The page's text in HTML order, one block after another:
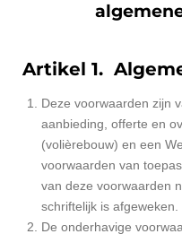
Artikel 1.
Deze voorwaarden zijn
aanbieding, offerte en
(volièrebouw) en een
voorwaarden van
van deze voorwaarden
schriftelijk is afgeweken.
De onderhavige